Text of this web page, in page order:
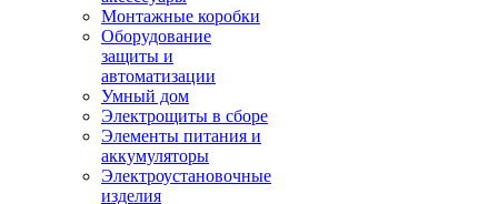
Монтажные коробки
Оборудование
защиты и
автоматизации
Умный дом
Электрощиты в сборе
Элементы питания и
аккумуляторы
Электроустановочные
изделия